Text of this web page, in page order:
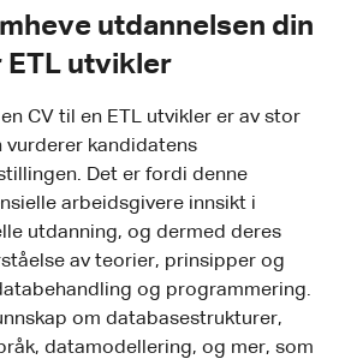
utdannelsen din
ETL utvikler
CV til en ETL utvikler er av stor
vurderer kandidatens
Det er fordi denne
arbeidsgivere innsikt i
utdanning, og dermed deres
av teorier, prinsipper og
og programmering.
om databasestrukturer,
datamodellering, og mer, som